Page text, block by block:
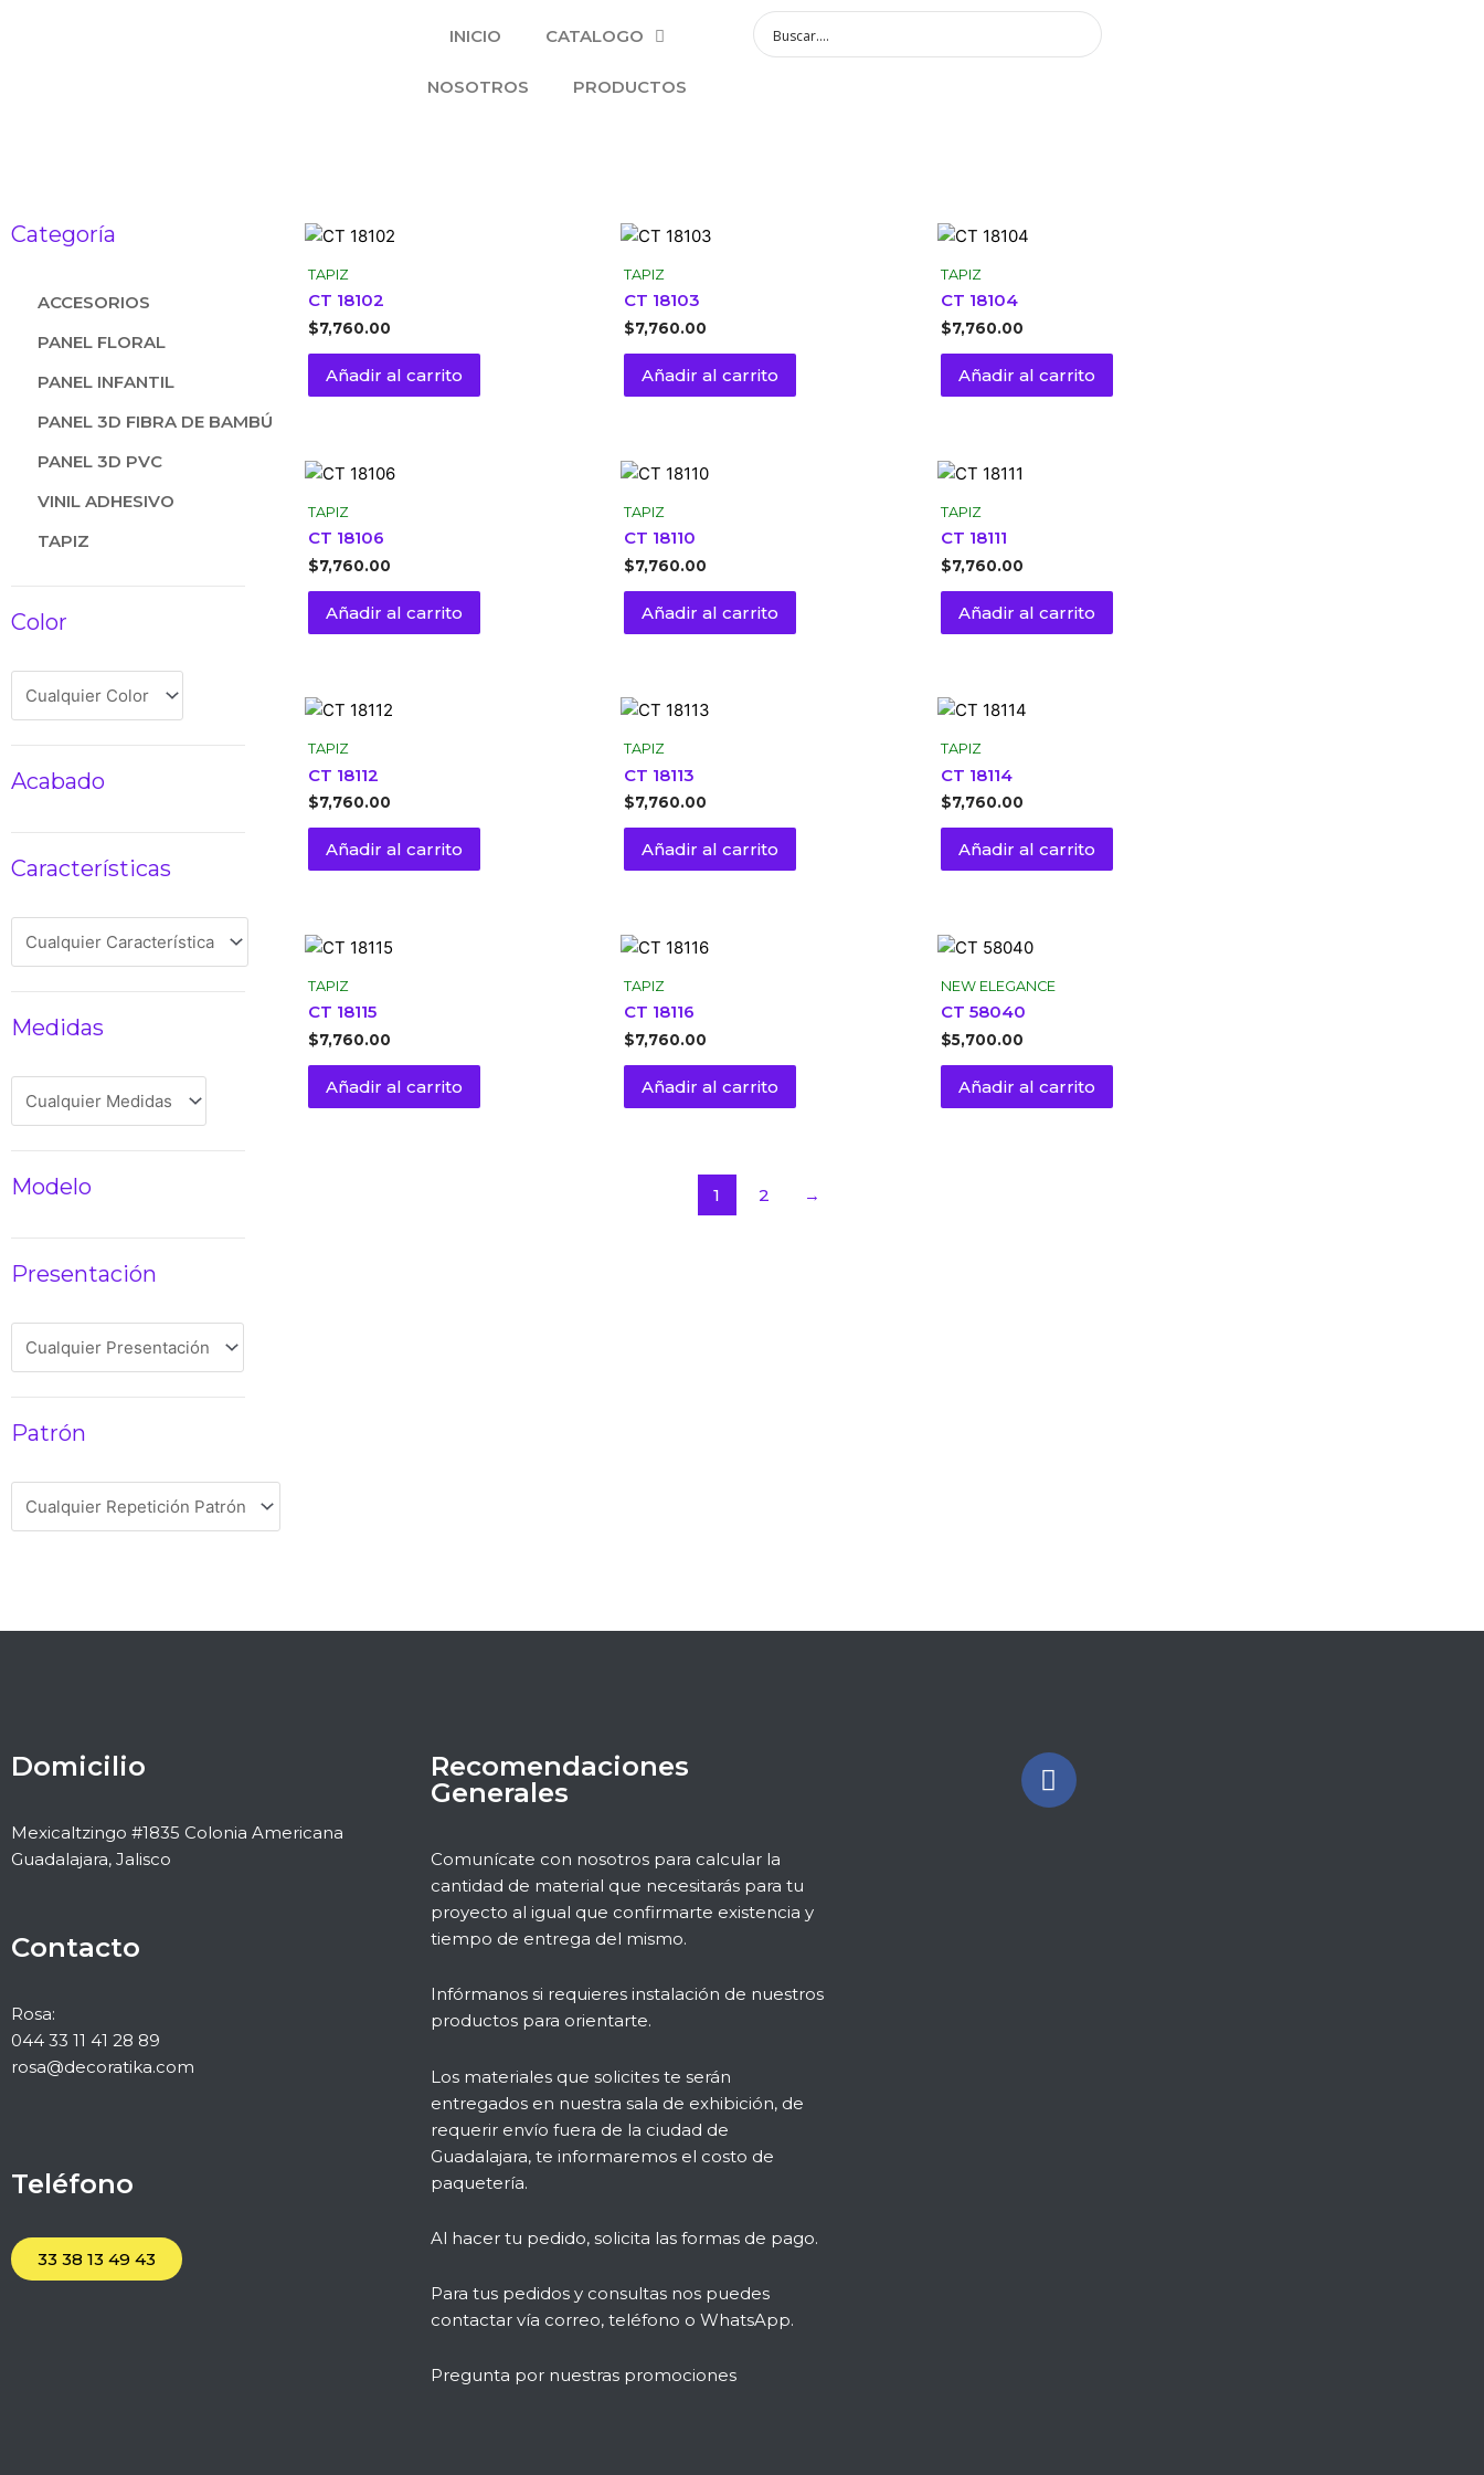
INICIO CATALOGO
NOSOTROS PRODUCTOS
Categoría
ACCESORIOS
PANEL FLORAL
PANEL INFANTIL
PANEL 3D FIBRA DE BAMBÚ
PANEL 3D PVC
VINIL ADHESIVO
TAPIZ
Color
Acabado
Características
Medidas
Modelo
Presentación
Patrón
TAPIZ
CT 18102
$7,760.00
Añadir al carrito
TAPIZ
CT 18103
$7,760.00
Añadir al carrito
TAPIZ
CT 18104
$7,760.00
Añadir al carrito
TAPIZ
CT 18106
$7,760.00
Añadir al carrito
TAPIZ
CT 18110
$7,760.00
Añadir al carrito
TAPIZ
CT 18111
$7,760.00
Añadir al carrito
TAPIZ
CT 18112
$7,760.00
Añadir al carrito
TAPIZ
CT 18113
$7,760.00
Añadir al carrito
TAPIZ
CT 18114
$7,760.00
Añadir al carrito
TAPIZ
CT 18115
$7,760.00
Añadir al carrito
TAPIZ
CT 18116
$7,760.00
Añadir al carrito
NEW ELEGANCE
CT 58040
$5,700.00
Añadir al carrito
1 2 →
Domicilio
Mexicaltzingo #1835 Colonia Americana
Guadalajara, Jalisco
Contacto
Rosa:
044 33 11 41 28 89
rosa@decoratika.com
Teléfono
33 38 13 49 43
Recomendaciones
Generales
Comunícate con nosotros para calcular la
cantidad de material que necesitarás para tu
proyecto al igual que confirmarte existencia y
tiempo de entrega del mismo.
Infórmanos si requieres instalación de nuestros
productos para orientarte.
Los materiales que solicites te serán
entregados en nuestra sala de exhibición, de
requerir envío fuera de la ciudad de
Guadalajara, te informaremos el costo de
paquetería.
Al hacer tu pedido, solicita las formas de pago.
Para tus pedidos y consultas nos puedes
contactar vía correo, teléfono o WhatsApp.
Pregunta por nuestras promociones